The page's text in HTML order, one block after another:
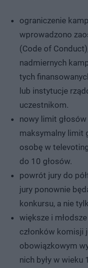
ograniczenie
wprowadzono
(Code of
nadmiernych
tych
lub instytucje
uczestnikom.
nowy limit
maksymalny limit
osobę w
do 10 głosów.
powrót jury do
jury ponownie
konkursu, a nie
większe i
członków komisji
obowiązkowym
nich były w wieku